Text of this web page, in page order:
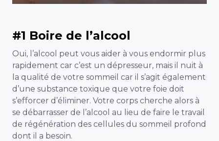
#1 Boire de l’alcool
Oui, l’alcool peut vous aider à vous endormir plus
rapidement car c’est un dépresseur, mais il nuit à
la qualité de votre sommeil car il s’agit également
d’une substance toxique que votre foie doit
s’efforcer d’éliminer. Votre corps cherche alors à
se débarrasser de l’alcool au lieu de faire le travail
de régénération des cellules du sommeil profond
dont il a besoin.